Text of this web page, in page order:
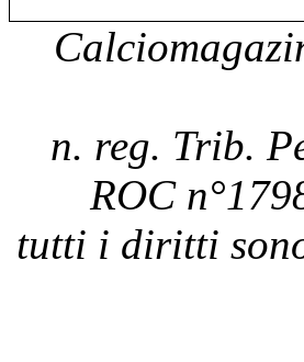
n. reg. Trib.
ROC
tutti i diritti